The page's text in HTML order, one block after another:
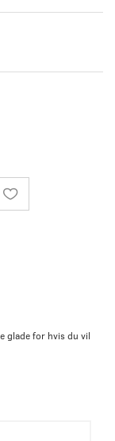
glade for hvis du vil